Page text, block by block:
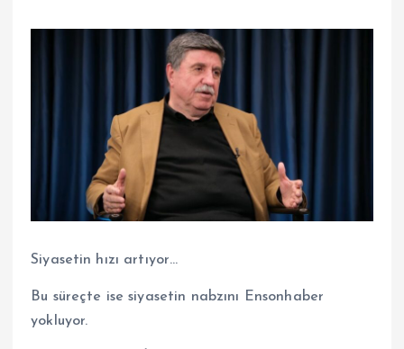
Siyasetin hızı artıyor…
Bu süreçte ise siyasetin nabzını Ensonhaber
yokluyor.